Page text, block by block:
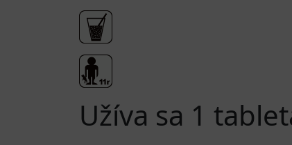
Užíva sa 1